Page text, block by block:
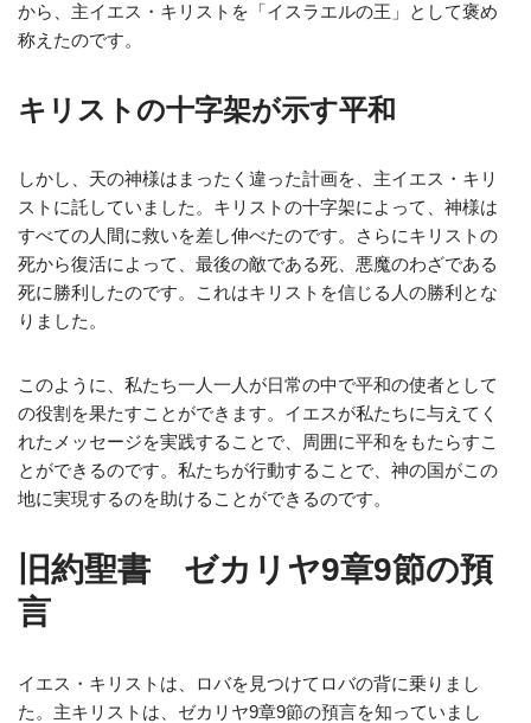
から、主イエス・キリストを「イスラエルの王」として褒め
称えたのです。
キリストの十字架が示す平和
しかし、天の神様はまったく違った計画を、主イエス・キリ
ストに託していました。キリストの十字架によって、神様は
すべての人間に救いを差し伸べたのです。さらにキリストの
死から復活によって、最後の敵である死、悪魔のわざである
死に勝利したのです。これはキリストを信じる人の勝利とな
りました。
このように、私たち一人一人が日常の中で平和の使者として
の役割を果たすことができます。イエスが私たちに与えてく
れたメッセージを実践することで、周囲に平和をもたらすこ
とができるのです。私たちが行動することで、神の国がこの
地に実現するのを助けることができるのです。
旧約聖書 ゼカリヤ9章9節の預
言
イエス・キリストは、ロバを見つけてロバの背に乗りまし
た。主キリストは、ゼカリヤ9章9節の預言を知っていまし